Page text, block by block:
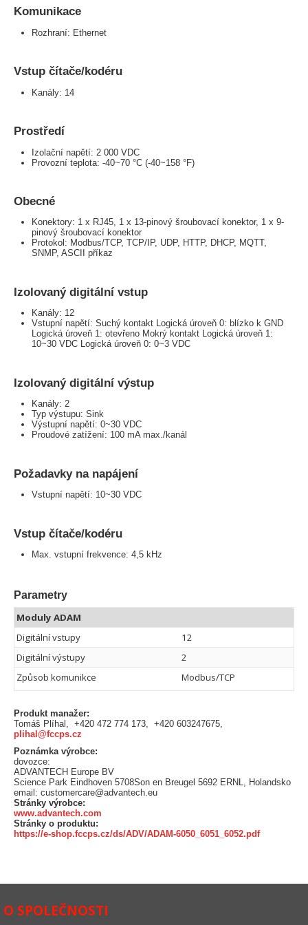
Komunikace
Rozhraní: Ethernet
Vstup čítače/kodéru
Kanály: 14
Prostředí
Izolační napětí: 2 000 VDC
Provozní teplota: -40~70 °C (-40~158 °F)
Obecné
Konektory: 1 x RJ45, 1 x 13-pinový šroubovací konektor, 1 x 9-
pinový šroubovací konektor
Protokol: Modbus/TCP, TCP/IP, UDP, HTTP, DHCP, MQTT,
SNMP, ASCII příkaz
Izolovaný digitální vstup
Kanály: 12
Vstupní napětí: Suchý kontakt Logická úroveň 0: blízko k GND
Logická úroveň 1: otevřeno Mokrý kontakt Logická úroveň 1:
10~30 VDC Logická úroveň 0: 0~3 VDC
Izolovaný digitální výstup
Kanály: 2
Typ výstupu: Sink
Výstupní napětí: 0~30 VDC
Proudové zatížení: 100 mA max./kanál
Požadavky na napájení
Vstupní napětí: 10~30 VDC
Vstup čítače/kodéru
Max. vstupní frekvence: 4,5 kHz
Parametry
Moduly ADAM
Digitální vstupy
12
Digitální výstupy
2
Způsob komunikce
Modbus/TCP
Produkt manažer:
Tomáš Plíhal, +420 472 774 173, +420 603247675,
plihal@fccps.cz
Poznámka výrobce:
dovozce:
ADVANTECH Europe BV
Science Park Eindhoven 5708Son en Breugel 5692 ERNL, Holandsko
email: customercare@advantech.eu
Stránky výrobce:
www.advantech.com
Stránky o produktu:
https://e-shop.fccps.cz/ds/ADV/ADAM-6050_6051_6052.pdf
O SPOLEČNOSTI